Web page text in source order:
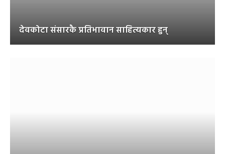
देवकोटा संसारकै प्रतिभावान साहित्यकार हुन्